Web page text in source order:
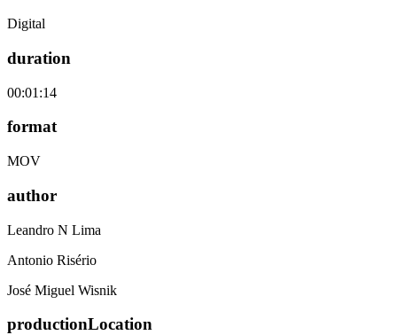
Digital
duration
00:01:14
format
MOV
author
Leandro N Lima
Antonio Risério
José Miguel Wisnik
productionLocation